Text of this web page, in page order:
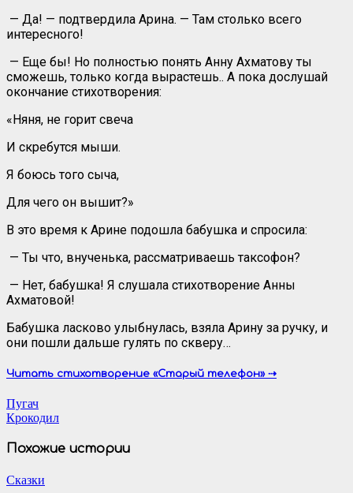
— Да! — подтвердила Арина. — Там столько всего
интересного!
— Еще бы! Но полностью понять Анну Ахматову ты
сможешь, только когда вырастешь.. А пока дослушай
окончание стихотворения:
«Няня, не горит свеча
И скребутся мыши.
Я боюсь того сыча,
Для чего он вышит?»
В это время к Арине подошла бабушка и спросила:
— Ты что, внученька, рассматриваешь таксофон?
— Нет, бабушка! Я слушала стихотворение Анны
Ахматовой!
Бабушка ласково улыбнулась, взяла Арину за ручку, и
они пошли дальше гулять по скверу…
Читать стихотворение «Старый телефон» ⇢
Навигация
по
записям
Пугач
Крокодил
Похожие истории
Сказки